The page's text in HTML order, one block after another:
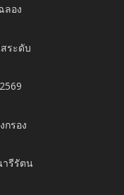
ลอง
ระดับ
กรอง
ารีรัตน